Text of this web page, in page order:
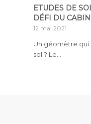
ETUDES DE
DÉFI DU
12 mai 2021
Un géomètre qui
sol ? Le…